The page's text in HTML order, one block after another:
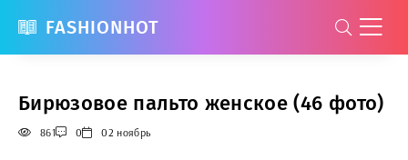
FASHIONHOT
Бирюзовое пальто женское (46 фото)
861 0 02 ноябрь